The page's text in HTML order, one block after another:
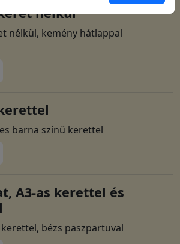
nélkül
nélkül, kemény hátlappal
barna színű kerettel
A3-as kerettel és
bézs paszpartuval